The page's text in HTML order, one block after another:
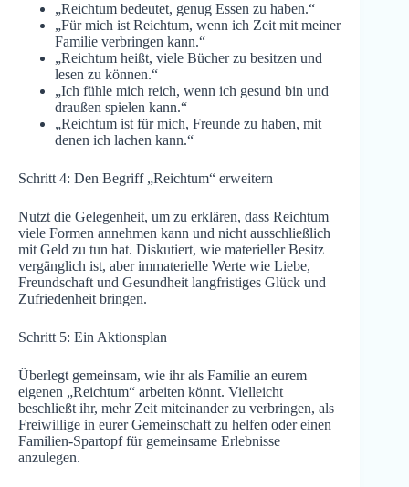
„Reichtum bedeutet, genug Essen zu haben.“
„Für mich ist Reichtum, wenn ich Zeit mit meiner
Familie verbringen kann.“
„Reichtum heißt, viele Bücher zu besitzen und
lesen zu können.“
„Ich fühle mich reich, wenn ich gesund bin und
draußen spielen kann.“
„Reichtum ist für mich, Freunde zu haben, mit
denen ich lachen kann.“
Schritt 4: Den Begriff „Reichtum“ erweitern
Nutzt die Gelegenheit, um zu erklären, dass Reichtum
viele Formen annehmen kann und nicht ausschließlich
mit Geld zu tun hat. Diskutiert, wie materieller Besitz
vergänglich ist, aber immaterielle Werte wie Liebe,
Freundschaft und Gesundheit langfristiges Glück und
Zufriedenheit bringen.
Schritt 5: Ein Aktionsplan
Überlegt gemeinsam, wie ihr als Familie an eurem
eigenen „Reichtum“ arbeiten könnt. Vielleicht
beschließt ihr, mehr Zeit miteinander zu verbringen, als
Freiwillige in eurer Gemeinschaft zu helfen oder einen
Familien-Spartopf für gemeinsame Erlebnisse
anzulegen.